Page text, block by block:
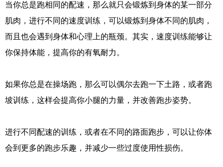
当你总是跑相同的配速，那么就只会锻炼到身体的某一部分
肌肉，进行不同的速度训练，可以锻炼到身体不同的肌肉，
而且也会遇到身体和心理上的瓶颈。其实，速度训练能够让
你保持体能，提高你的有氧耐力。
如果你总是在操场跑，那么可以偶尔去跑一下土路，或者跑
坡训练，这样会提高你小腿的力量，并改善跑步姿势。
进行不同配速的训练，或者在不同的路面跑步，可以让你体
会到更多的跑步乐趣，并减少一些过度使用性损伤。